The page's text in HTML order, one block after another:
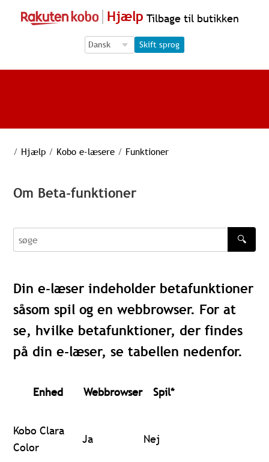
Hjælp Tilbage til butikken
Language Selection
Language Selection
Skift sprog
/ Hjælp / Kobo e-læsere / Funktioner
Om Beta-funktioner
søge
🔍
Din e-læser indeholder betafunktioner
såsom spil og en webbrowser. For at
se, hvilke betafunktioner, der findes
på din e-læser, se tabellen nedenfor.
Enhed Webbrowser Spil*
Kobo Clara
Color
Ja Nej